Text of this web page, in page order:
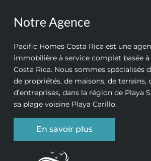
Notre Agence
Pacific Homes Costa Rica est une
immobilière à service complet basée à
Costa Rica. Nous sommes spécialisés
de propriétés, de maisons, de terrains,
d’entreprises, dans la région de Playa
sa plage voisine Playa Carillo.
En savoir plus